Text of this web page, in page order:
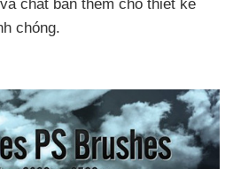
và chất bẩn thêm cho thiết kế
chóng.